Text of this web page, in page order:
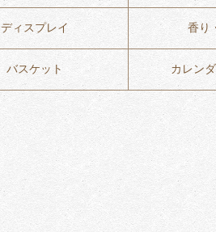
ディスプレイ 香り
バスケット カレン